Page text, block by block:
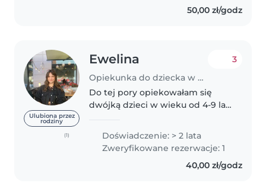
50,00 zł/godz
Ulubiona przez
rodziny
(1)
Ewelina
Opiekunka do dziecka w Gdańsk
3
Do tej pory opiekowałam się
dwójką dzieci w wieku od 4-9 lat.
umiejętnościami w zakresie
rysowania, czytania, robótek
Doświadczenie: > 2 lata
Zweryfikowane rezerwacje: 1
40,00 zł/godz